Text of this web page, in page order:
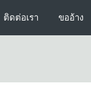
ติดต่อเรา ขออ้าง